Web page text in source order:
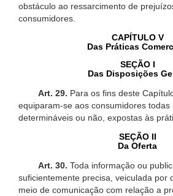
obstáculo ao ressarcimento de
consumidores.
CAPÍTULO V
Das Práticas
SEÇÃO I
Das Disposições
Art. 29. Para os fins deste
equiparam-se aos consumidores todas
determináveis ou não, expostas às
SEÇÃO II
Da Oferta
Art. 30. Toda informação ou
suficientemente precisa, veiculada por
meio de comunicação com relação a